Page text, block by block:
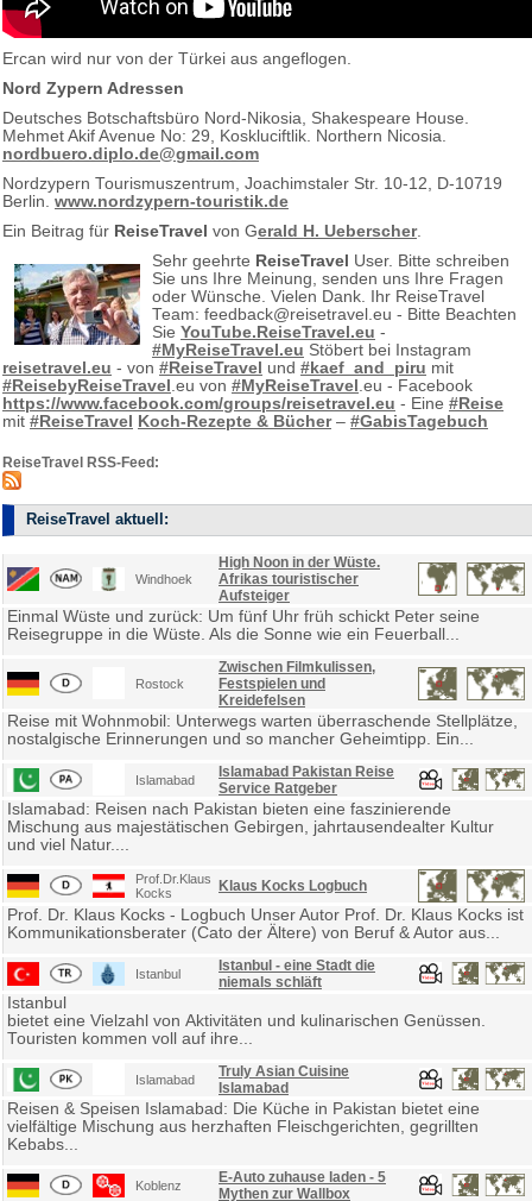
Ercan wird nur von der Türkei aus angeflogen.
Nord Zypern Adressen
Deutsches Botschaftsbüro Nord-Nikosia, Shakespeare House.
Mehmet Akif Avenue No: 29, Koskluciftlik. Northern Nicosia.
nordbuero.diplo.de@gmail.com
Nordzypern Tourismuszentrum, Joachimstaler Str. 10-12, D-10719
Berlin. www.nordzypern-touristik.de
Ein Beitrag für ReiseTravel von Gerald H. Ueberscher.
Sehr geehrte ReiseTravel User. Bitte schreiben
Sie uns Ihre Meinung, senden uns Ihre Fragen
oder Wünsche. Vielen Dank. Ihr ReiseTravel
Team: feedback@reisetravel.eu - Bitte Beachten
Sie YouTube.ReiseTravel.eu -
#MyReiseTravel.eu Stöbert bei Instagram
reisetravel.eu - von #ReiseTravel und #kaef_and_piru mit
#ReisebyReiseTravel .eu von #MyReiseTravel .eu - Facebook
https://www.facebook.com/groups/reisetravel.eu - Eine #Reise
mit #ReiseTravel Koch-Rezepte & Bücher– #GabisTagebuch
ReiseTravel RSS-Feed:
ReiseTravel aktuell:
Windhoek
High Noon in der Wüste.
Afrikas touristischer
Aufsteiger
Einmal Wüste und zurück: Um fünf Uhr früh schickt Peter seine
Reisegruppe in die Wüste. Als die Sonne wie ein Feuerball...
Rostock
Zwischen Filmkulissen,
Festspielen und
Kreidefelsen
Reise mit Wohnmobil: Unterwegs warten überraschende Stellplätze,
nostalgische Erinnerungen und so mancher Geheimtipp. Ein...
Islamabad
Islamabad Pakistan Reise
Service Ratgeber
Islamabad: Reisen nach Pakistan bieten eine faszinierende
Mischung aus majestätischen Gebirgen, jahrtausendealter Kultur
und viel Natur....
Prof.Dr.Klaus
Kocks
Klaus Kocks Logbuch
Prof. Dr. Klaus Kocks - Logbuch Unser Autor Prof. Dr. Klaus Kocks ist
Kommunikationsberater (Cato der Ältere) von Beruf & Autor aus...
Istanbul
Istanbul - eine Stadt die
niemals schläft
Istanbul
bietet eine Vielzahl von Aktivitäten und kulinarischen Genüssen.
Touristen kommen voll auf ihre...
Islamabad
Truly Asian Cuisine
Islamabad
Reisen & Speisen Islamabad: Die Küche in Pakistan bietet eine
vielfältige Mischung aus herzhaften Fleischgerichten, gegrillten
Kebabs...
Koblenz
E-Auto zuhause laden - 5
Mythen zur Wallbox